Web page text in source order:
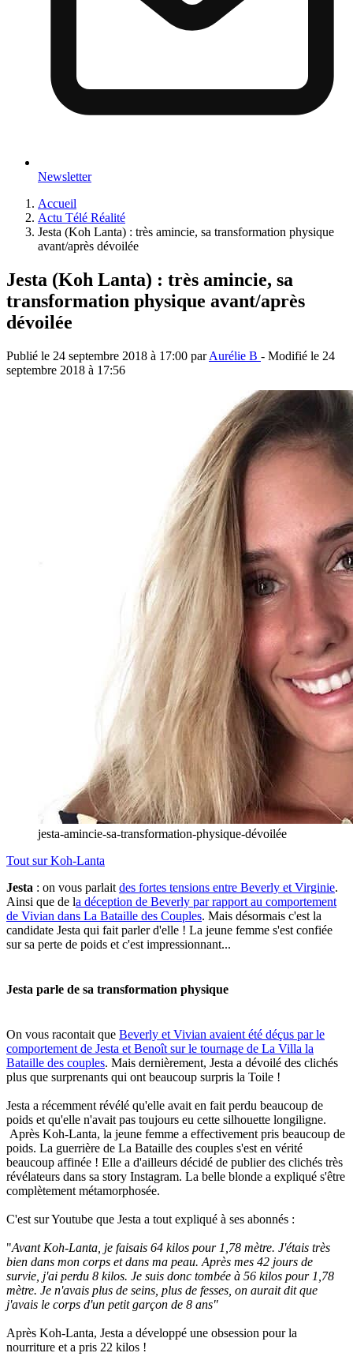
Newsletter
Accueil
Actu Télé Réalité
Jesta (Koh Lanta) : très amincie, sa transformation physique
avant/après dévoilée
Jesta (Koh Lanta) : très amincie, sa
transformation physique avant/après
dévoilée
Publié le 24 septembre 2018 à 17:00 parAurélie B - Modifié le 24
septembre 2018 à 17:56
jesta-amincie-sa-transformation-physique-dévoilée
Tout surKoh-Lanta
Jesta : on vous parlait des fortes tensions entre Beverly et Virginie.
Ainsi que de la déception de Beverly par rapport au comportement
de Vivian dans La Bataille des Couples. Mais désormais c'est la
candidate Jesta qui fait parler d'elle ! La jeune femme s'est confiée
sur sa perte de poids et c'est impressionnant...
Jesta parle de sa transformation physique
On vous racontait que Beverly et Vivian avaient été déçus par le
comportement de Jesta et Benoît sur le tournage de La Villa la
Bataille des couples. Mais dernièrement, Jesta a dévoilé des clichés
plus que surprenants qui ont beaucoup surpris la Toile !
Jesta a récemment révélé qu'elle avait en fait perdu beaucoup de
poids et qu'elle n'avait pas toujours eu cette silhouette longiligne.
Après Koh-Lanta, la jeune femme a effectivement pris beaucoup de
poids. La guerrière de La Bataille des couples s'est en vérité
beaucoup affinée ! Elle a d'ailleurs décidé de publier des clichés très
révélateurs dans sa story Instagram. La belle blonde a expliqué s'être
complètement métamorphosée.
C'est sur Youtube que Jesta a tout expliqué à ses abonnés :
"Avant Koh-Lanta, je faisais 64 kilos pour 1,78 mètre. J'étais très
bien dans mon corps et dans ma peau. Après mes 42 jours de
survie, j'ai perdu 8 kilos. Je suis donc tombée à 56 kilos pour 1,78
mètre. Je n'avais plus de seins, plus de fesses, on aurait dit que
j'avais le corps d'un petit garçon de 8 ans"
Après Koh-Lanta, Jesta a développé une obsession pour la
nourriture et a pris 22 kilos !